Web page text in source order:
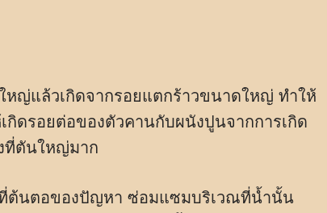
ญ่แล้วเกิดจากรอยแตกร้าวขนาดใหญ่ ทำให้
ดรอยต่อของตัวคานกับผนังปูนจากการเกิด
ที่ตันใหญ่มาก
ที่ต้นตอของปัญหา ซ่อมแซมบริเวณที่น้ำนั้น